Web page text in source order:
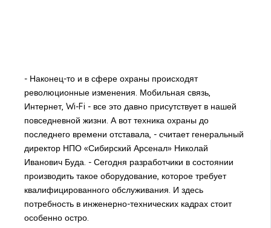
- Наконец-то и в сфере охраны происходят
революционные изменения. Мобильная связь,
Интернет, Wi-Fi - все это давно присутствует в нашей
повседневной жизни. А вот техника охраны до
последнего времени отставала, - считает генеральный
директор НПО «Сибирский Арсенал» Николай
Иванович Буда. - Сегодня разработчики в состоянии
производить такое оборудование, которое требует
квалифицированного обслуживания. И здесь
потребность в инженерно-технических кадрах стоит
особенно остро.